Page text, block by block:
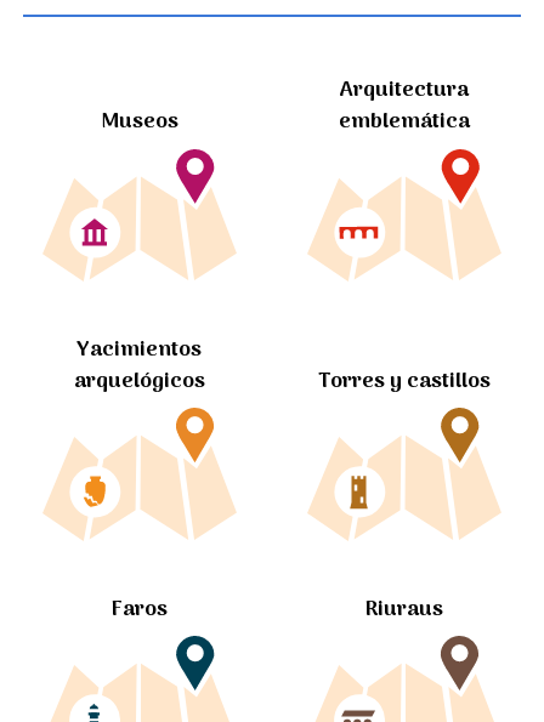
Museos
Arquitectura
emblemática
Yacimientos
arquelógicos
Torres y castillos
Faros Riuraus